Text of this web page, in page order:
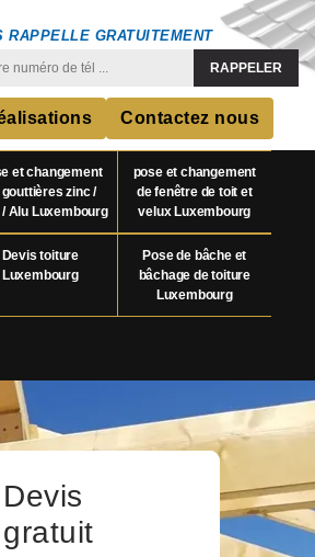
RAPPELLE GRATUITEMENT
Contactez nous
et changement
gouttières zinc /
/ Alu Luxembourg
pose et changement
de fenêtre de toit et
velux Luxembourg
Devis toiture
Luxembourg
Pose de bâche et
bâchage de toiture
Luxembourg
Devis
gratuit